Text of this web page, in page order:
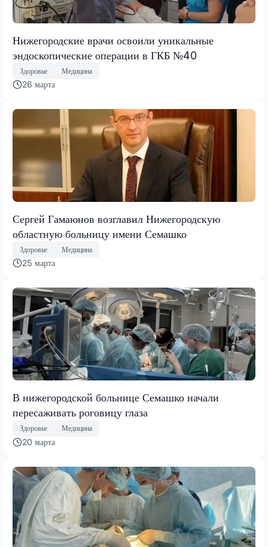
Нижегородские врачи освоили уникальные
эндоскопические операции в ГКБ №40
Здоровье Медицина
26 марта
Сергей Гамаюнов возглавил Нижегородскую
областную больницу имени Семашко
Здоровье Медицина
25 марта
В нижегородской больнице Семашко начали
пересаживать роговицу глаза
Здоровье Медицина
20 марта